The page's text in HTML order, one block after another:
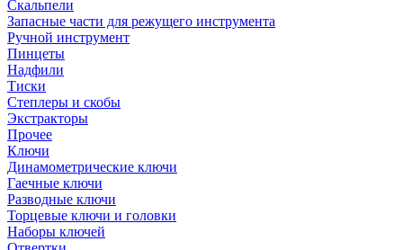
Скальпели
Запасные части для режущего инструмента
Ручной инструмент
Пинцеты
Надфили
Тиски
Степлеры и скобы
Экстракторы
Прочее
Ключи
Динамометрические ключи
Гаечные ключи
Разводные ключи
Торцевые ключи и головки
Наборы ключей